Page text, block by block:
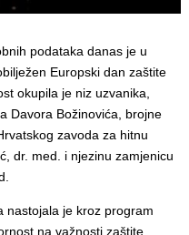
podataka danas je u
Europski dan zaštite
okupila je niz uzvanika,
Davora Božinovića, brojne
zavoda za hitnu
dr. med. i njezinu zamjenicu
nastojala je kroz program
na važnosti zaštite